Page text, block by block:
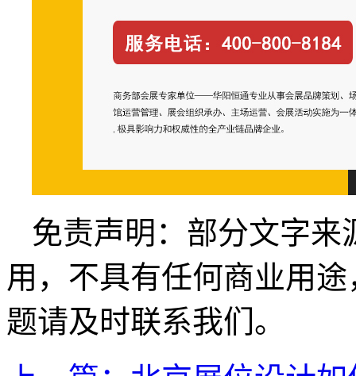
免责声明：部分文字来
用，不具有任何商业用
题请及时联系我们。